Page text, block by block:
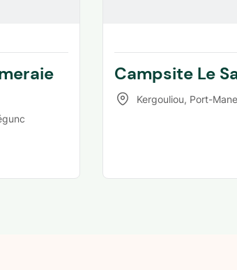
Campsite Le
Kergouliou, Port-